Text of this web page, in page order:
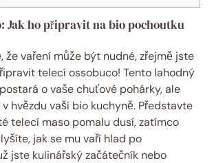
Jak ho připravit na bio pochoutku
že vaření může být nudné, zřejmě jste
telecí ossobuco! Tento lahodný
o vaše chuťové pohárky, ale
hvězdu vaší bio kuchyně. Představte
telecí maso pomalu dusí, zatímco
jak se mu vaří hlad po
jste kulinářský začátečník nebo